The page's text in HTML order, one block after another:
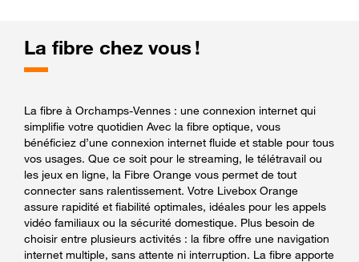
La fibre chez vous !
La fibre à Orchamps-Vennes : une connexion internet qui
simplifie votre quotidien Avec la fibre optique, vous
bénéficiez d’une connexion internet fluide et stable pour tous
vos usages. Que ce soit pour le streaming, le télétravail ou
les jeux en ligne, la Fibre Orange vous permet de tout
connecter sans ralentissement. Votre Livebox Orange
assure rapidité et fiabilité optimales, idéales pour les appels
vidéo familiaux ou la sécurité domestique. Plus besoin de
choisir entre plusieurs activités : la fibre offre une navigation
internet multiple, sans attente ni interruption. La fibre apporte